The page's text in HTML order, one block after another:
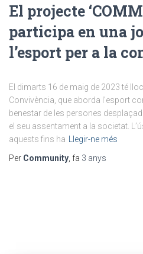
El projecte
participa en una
l’esport per a la
El dimarts 16 de maig de 2023 té
Convivència, que aborda l’esport
benestar de les persones
el seu assentament a la societat.
aquests fins ha
Llegir-ne més
Per Community , fa 3 anys